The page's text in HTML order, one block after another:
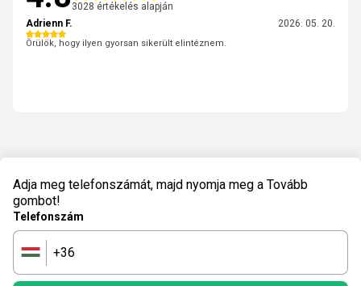
3028 értékelés alapján
Adrienn F.
2026. 05. 20.
Örülök, hogy ilyen gyorsan sikerült elintéznem.
Adja meg telefonszámát, majd nyomja meg a Tovább
gombot!
Telefonszám
🇭🇺 +36